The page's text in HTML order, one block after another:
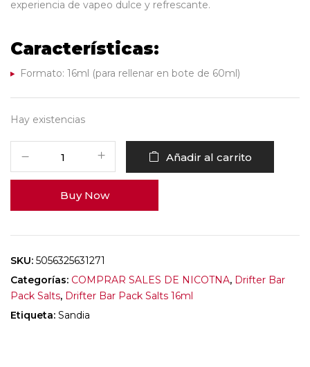
experiencia de vapeo dulce y refrescante.
Características:
Formato: 16ml (para rellenar en bote de 60ml)
Hay existencias
Añadir al carrito
Buy Now
SKU: 5056325631271
Categorías: COMPRAR SALES DE NICOTNA, Drifter Bar
Pack Salts, Drifter Bar Pack Salts 16ml
Etiqueta: Sandia